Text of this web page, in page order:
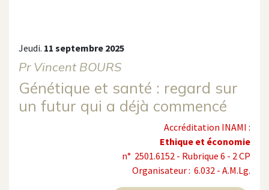
Jeudi. 11 septembre 2025
Pr Vincent BOURS
Génétique et santé : regard sur
un futur qui a déjà commencé
Accréditation INAMI :
Ethique et économie
n° 2501.6152 - Rubrique 6 - 2 CP
Organisateur : 6.032 - A.M.Lg.